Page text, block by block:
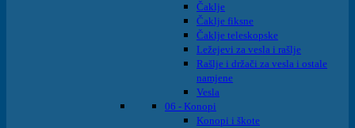
Čaklje
Čaklje fiksne
Čaklje teleskopske
Ležejevi za vesla i rašlje
Rašlje i držači za vesla i ostale
namjene
Vesla
06 - Konopi
Konopi i škote